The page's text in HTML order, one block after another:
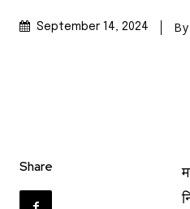
September 14, 2024 By
Share